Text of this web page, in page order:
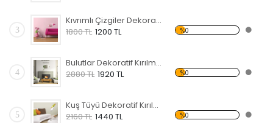
3
Kıvrımlı Çizgiler Dekoratif Kırılmaz Ayna
1800 TL 1200 TL %0
4
Bulutlar Dekoratif Kırılmaz Ayna
2880 TL 1920 TL %0
5
Kuş Tüyü Dekoratif Kırılmaz Ayna
2160 TL 1440 TL %0